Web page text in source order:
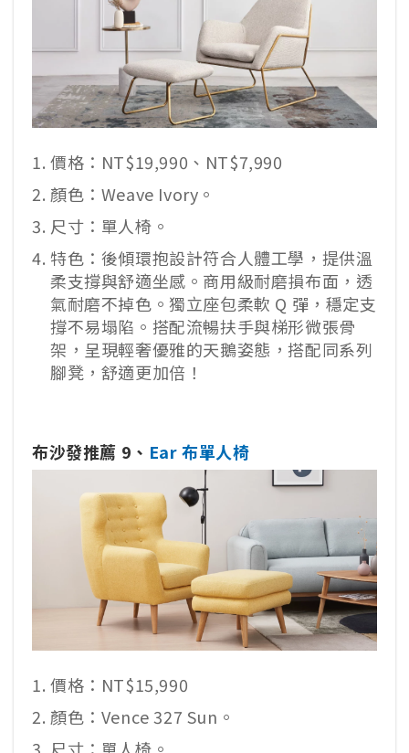
價格：NT$19,990、NT$7,990
顏色：Weave Ivory。
尺寸：單人椅。
特色：後傾環抱設計符合人體工學，提供溫
柔支撐與舒適坐感。商用級耐磨損布面，透
氣耐磨不掉色。獨立座包柔軟 Q 彈，穩定支
撐不易塌陷。搭配流暢扶手與梯形微張骨
架，呈現輕奢優雅的天鵝姿態，搭配同系列
腳凳，舒適更加倍！
布沙發推薦 9、 Ear 布單人椅
價格：NT$15,990
顏色：Vence 327 Sun。